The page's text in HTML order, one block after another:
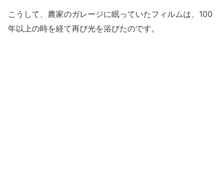
こうして、農家のガレージに眠っていたフィルムは、100
年以上の時を経て再び光を浴びたのです。